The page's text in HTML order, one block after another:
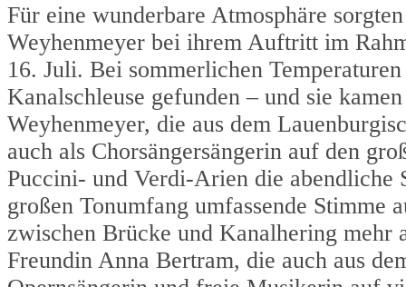
Für eine wunderbare Atmosphäre
Weyhenmeyer bei ihrem Auftritt im
16. Juli. Bei sommerlichen
Kanalschleuse gefunden – und sie
Weyhenmeyer, die aus dem
auch als Chorsängersängerin auf den
Puccini- und Verdi-Arien die abendliche
großen Tonumfang umfassende Stimme
zwischen Brücke und Kanalhering mehr
Freundin Anna Bertram, die auch aus